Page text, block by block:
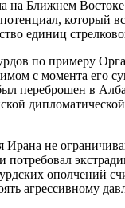
на Ближнем
который
единиц
по примеру
с момента
переброшен в
не
ополчений
агрессивному